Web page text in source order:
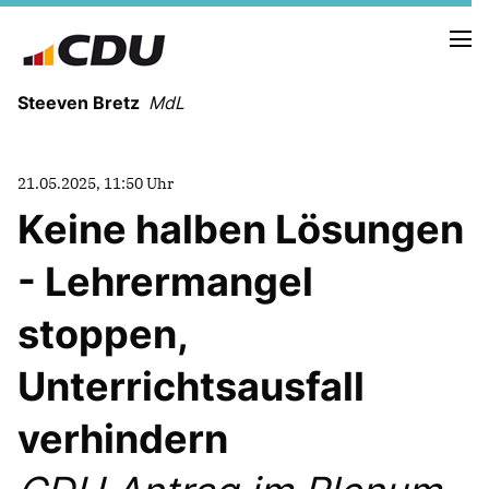
Steeven Bretz MdL
VITA
WAHLKREISBESUCHE
MEIN BÜRGERBÜRO
Redebeiträge
21.05.2025, 11:50 Uhr
Keine halben Lösungen
- Lehrermangel
stoppen,
Unterrichtsausfall
verhindern